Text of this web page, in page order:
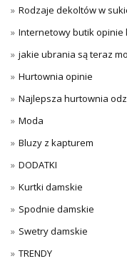
Rodzaje dekoltów w
Internetowy butik opinie
jakie ubrania są teraz
Hurtownia opinie
Najlepsza hurtownia
Moda
Bluzy z kapturem
DODATKI
Kurtki damskie
Spodnie damskie
Swetry damskie
TRENDY